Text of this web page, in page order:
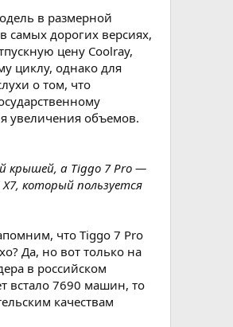
в размерной
самых дорогих версиях,
цену Coolray,
циклу, однако для
о том, что
увеличения объемов.
крышей, а Tiggo 7 Pro —
который пользуется
что Tiggo 7 Pro
Да, но вот только на
в российском
встало 7690 машин, то
качествам